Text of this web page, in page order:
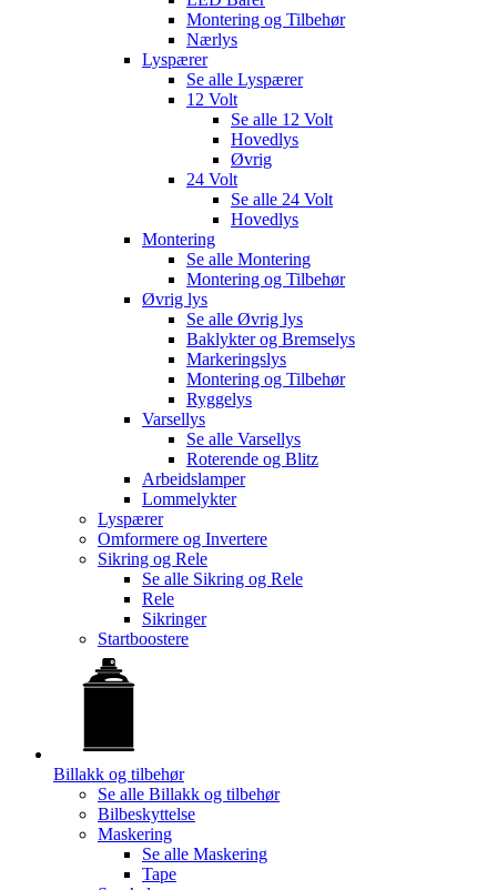
Montering og Tilbehør
Nærlys
Lyspærer
Se alle Lyspærer
12 Volt
Se alle 12 Volt
Hovedlys
Øvrig
24 Volt
Se alle 24 Volt
Hovedlys
Montering
Se alle Montering
Montering og Tilbehør
Øvrig lys
Se alle Øvrig lys
Baklykter og Bremselys
Markeringslys
Montering og Tilbehør
Ryggelys
Varsellys
Se alle Varsellys
Roterende og Blitz
Arbeidslamper
Lommelykter
Lyspærer
Omformere og Invertere
Sikring og Rele
Se alle Sikring og Rele
Rele
Sikringer
Startboostere
Billakk og tilbehør
Se alle Billakk og tilbehør
Bilbeskyttelse
Maskering
Se alle Maskering
Tape